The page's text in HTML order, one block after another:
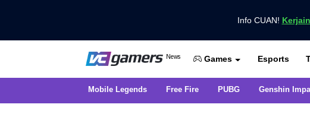
Info CUAN!
VCGamers News
News
Dapatkan Berita Games Terbaru Hanya di VCGamers
Games Esports
Mobile Legends Free Fire PUBG Genshin